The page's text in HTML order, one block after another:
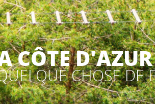
CÔTE D'AZUR
CHOSE DE